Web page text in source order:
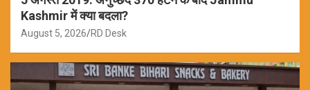
Kashmir में क्या बदला?
August 5, 2026 RD Desk